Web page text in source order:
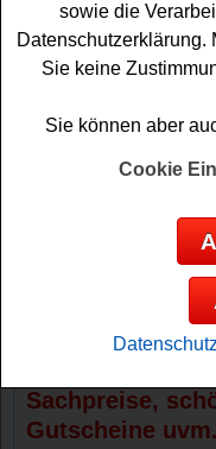
Falls Sie bei dem
Gewinnspiel 2025
die jeweils aktuellen
dabei. Achtung: Die
Adventskalender
Kribbelbunt Online-
Verlosung zu
das große Silvester-
schöne
Sachpreise,
Gutscheine uvm.
sowie die
Datenschutzerklärung.
Sie keine
Sie können aber
Cookie